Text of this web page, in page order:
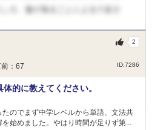
：67
ID:7286
2
的に教えてください。
のでまず中学レベルから単語、文法共
始めました。やはり時間が足りず第...